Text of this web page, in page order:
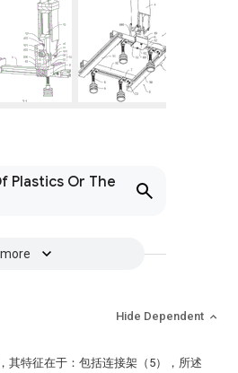
Plastics Or The
Hide Dependent
其特征在于：包括连接架（5），所述